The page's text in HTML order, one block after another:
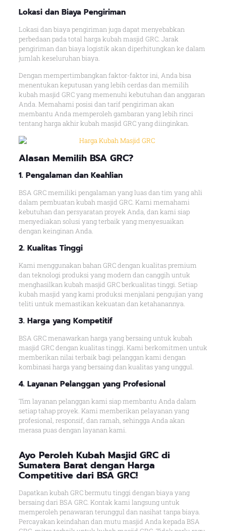
Lokasi dan Biaya Pengiriman
Lokasi dan biaya pengiriman juga dapat menyebabkan
perbedaan pada total harga kubah masjid GRC. Jarak
pengiriman dan biaya logistik akan diperhitungkan ke dalam
jumlah keseluruhan biaya.
Dengan mempertimbangkan faktor-faktor ini, Anda bisa
menentukan keputusan yang lebih cerdas dan memilih
kubah masjid GRC yang memenuhi kebutuhan dan anggaran
Anda. Memahami posisi dan tarif pengiriman akan
membantu Anda memperoleh gambaran yang lebih rinci
tentang harga akhir kubah masjid GRC yang diinginkan.
Alasan Memilih BSA GRC?
1. Pengalaman dan Keahlian
BSA GRC memiliki pengalaman yang luas dan tim yang ahli
dalam pembuatan kubah masjid GRC. Kami memahami
kebutuhan dan persyaratan proyek Anda, dan kami siap
menyediakan solusi yang terbaik yang menyesuaikan
dengan keinginan Anda.
2. Kualitas Tinggi
Kami menggunakan bahan GRC dengan kualitas premium
dan teknologi produksi yang modern dan canggih untuk
menghasilkan kubah masjid GRC berkualitas tinggi. Setiap
kubah masjid yang kami produksi menjalani pengujian yang
teliti untuk memastikan kekuatan dan ketahanannya.
3. Harga yang Kompetitif
BSA GRC menawarkan harga yang bersaing untuk kubah
masjid GRC dengan kualitas tinggi. Kami berkomitmen untuk
memberikan nilai terbaik bagi pelanggan kami dengan
kombinasi harga yang bersaing dan kualitas yang unggul.
4. Layanan Pelanggan yang Profesional
Tim layanan pelanggan kami siap membantu Anda dalam
setiap tahap proyek. Kami memberikan pelayanan yang
profesional, responsif, dan ramah, sehingga Anda akan
merasa puas dengan layanan kami.
Ayo Peroleh Kubah Masjid GRC di
Sumatera Barat dengan Harga
Competitive dari BSA GRC!
Dapatkan kubah GRC bermutu tinggi dengan biaya yang
bersaing dari BSA GRC. Kontak kami langsung untuk
memperoleh penawaran terunggul dan nasihat tanpa biaya.
Percayakan keindahan dan mutu masjid Anda kepada BSA